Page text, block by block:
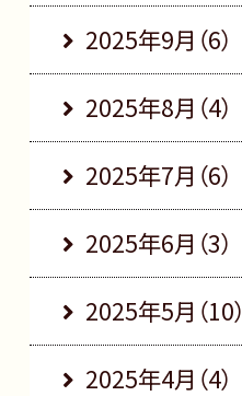
2025年9月（6）
2025年8月（4）
2025年7月（6）
2025年6月（3）
2025年5月（10）
2025年4月（4）